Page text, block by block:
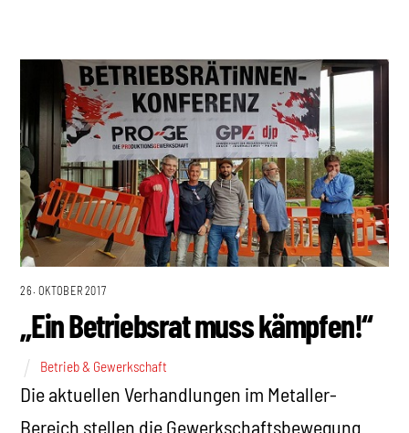
26. OKTOBER 2017
„Ein Betriebsrat muss kämpfen!“
Betrieb & Gewerkschaft
Die aktuellen Verhandlungen im Metaller-
Bereich stellen die Gewerkschaftsbewegung